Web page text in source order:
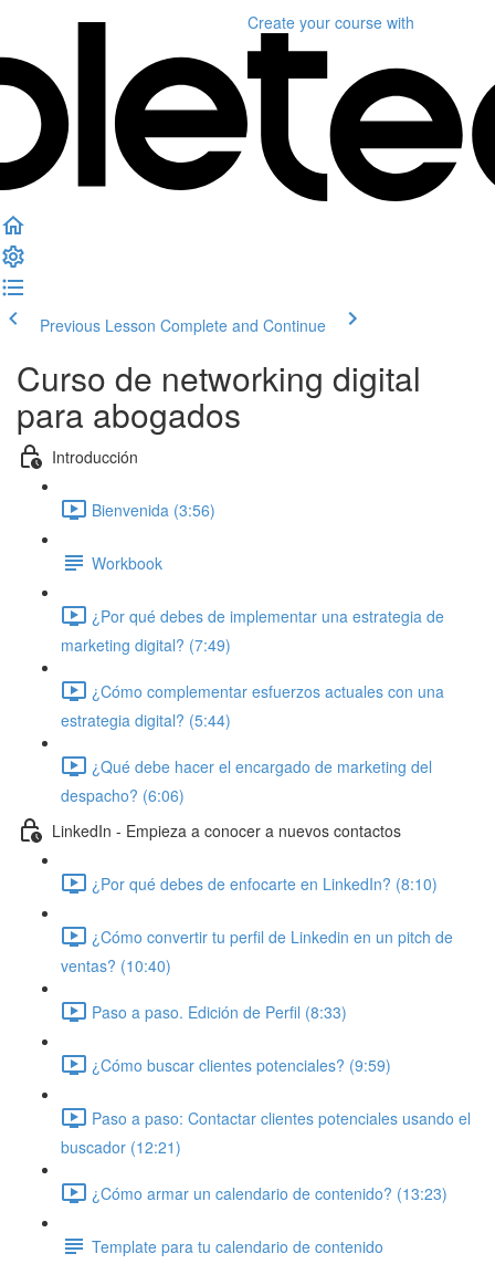
Create your course with
Previous Lesson Complete and Continue
Curso de networking digital
para abogados
Introducción
Bienvenida (3:56)
Workbook
¿Por qué debes de implementar una estrategia de
marketing digital? (7:49)
¿Cómo complementar esfuerzos actuales con una
estrategia digital? (5:44)
¿Qué debe hacer el encargado de marketing del
despacho? (6:06)
LinkedIn - Empieza a conocer a nuevos contactos
¿Por qué debes de enfocarte en LinkedIn? (8:10)
¿Cómo convertir tu perfil de Linkedin en un pitch de
ventas? (10:40)
Paso a paso. Edición de Perfil (8:33)
¿Cómo buscar clientes potenciales? (9:59)
Paso a paso: Contactar clientes potenciales usando el
buscador (12:21)
¿Cómo armar un calendario de contenido? (13:23)
Template para tu calendario de contenido